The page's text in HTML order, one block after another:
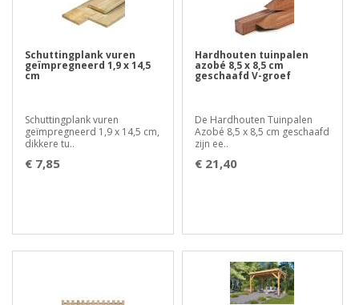
Schuttingplank vuren
geïmpregneerd 1,9 x 14,5
cm
Schuttingplank vuren
geïmpregneerd 1,9 x 14,5 cm,
dikkere tu..
€ 7,85
Hardhouten tuinpalen
azobé 8,5 x 8,5 cm
geschaafd V-groef
De Hardhouten Tuinpalen
Azobé 8,5 x 8,5 cm geschaafd
zijn ee..
€ 21,40